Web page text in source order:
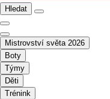
Hledat
Mistrovství světa 2026
Boty
Týmy
Děti
Trénink